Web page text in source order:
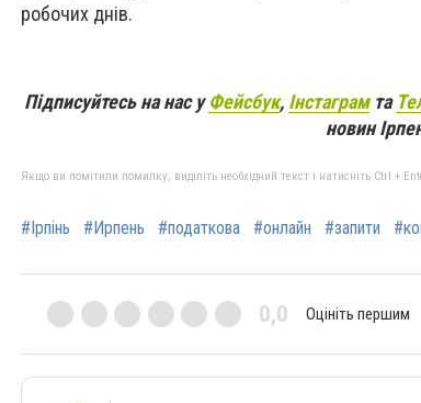
робочих днів.
Підписуйтесь на нас уФейсбук, Інстаграмта
новин
Якщо ви помітили помилку, виділіть необхідний текст і натисніть Ctrl +
#Ірпінь #Ирпень #податкова #онлайн #запити
0,0 Оцініть першим